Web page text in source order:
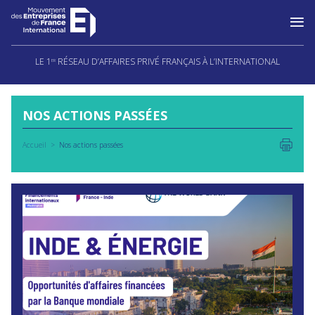
Aller
LE 1 ER RÉSEAU D’AFFAIRES PRIVÉ FRANÇAIS À L’INTERNATIONAL
NOS ACTIONS PASSÉES
Accueil Nos actions passées